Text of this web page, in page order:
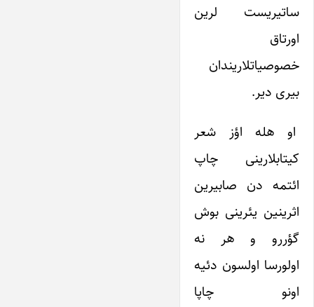
ساتیریست لرین
اورتاق
خصوصیاتلاریندان
بیری دیر.
او هله اؤز شعر
کیتابلارینی چاپ
ائتمه دن صابیرین
اثرینین یئرینی بوش
گؤررو و هر نه
اولورسا اولسون دئیه
اونو چاپا